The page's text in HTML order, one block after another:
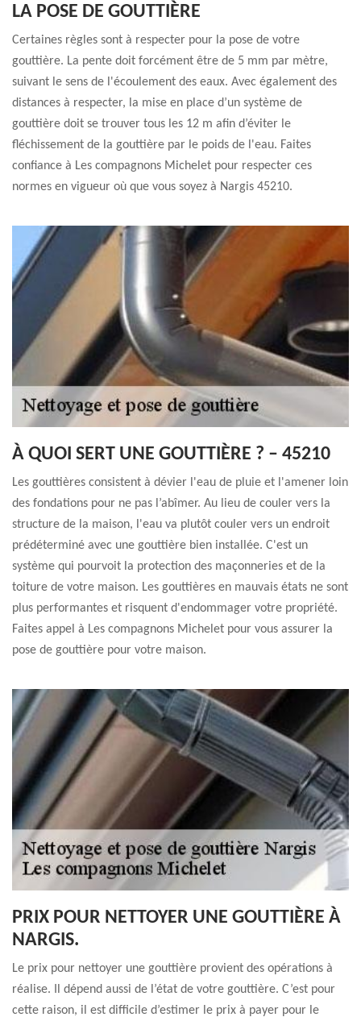
LA POSE DE GOUTTIÈRE
Certaines règles sont à respecter pour la pose de votre
gouttière. La pente doit forcément être de 5 mm par mètre,
suivant le sens de l'écoulement des eaux. Avec également des
distances à respecter, la mise en place d’un système de
gouttière doit se trouver tous les 12 m afin d’éviter le
fléchissement de la gouttière par le poids de l'eau. Faites
confiance à Les compagnons Michelet pour respecter ces
normes en vigueur où que vous soyez à Nargis 45210.
À QUOI SERT UNE GOUTTIÈRE ? – 45210
Les gouttières consistent à dévier l'eau de pluie et l'amener loin
des fondations pour ne pas l’abîmer. Au lieu de couler vers la
structure de la maison, l'eau va plutôt couler vers un endroit
prédéterminé avec une gouttière bien installée. C'est un
système qui pourvoit la protection des maçonneries et de la
toiture de votre maison. Les gouttières en mauvais états ne sont
plus performantes et risquent d'endommager votre propriété.
Faites appel à Les compagnons Michelet pour vous assurer la
pose de gouttière pour votre maison.
PRIX POUR NETTOYER UNE GOUTTIÈRE À
NARGIS.
Le prix pour nettoyer une gouttière provient des opérations à
réalise. Il dépend aussi de l’état de votre gouttière. C’est pour
cette raison, il est difficile d’estimer le prix à payer pour le